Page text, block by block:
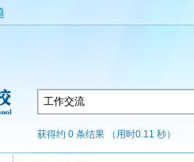
获得约 0 条结果 （用时0.11 秒）